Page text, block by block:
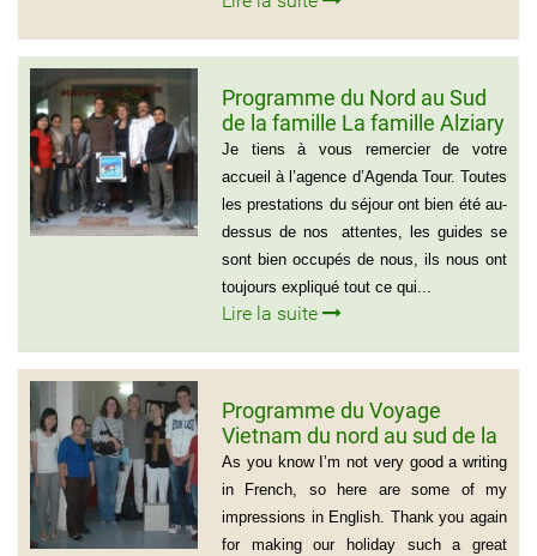
Programme du Nord au Sud
de la famille La famille Alziary
(Voyage Vietnam Nord au
Sud)
Je tiens à vous remercier de votre
accueil à l’agence d’Agenda Tour. Toutes
les prestations du séjour ont bien été au-
dessus de nos attentes, les guides se
sont bien occupés de nous, ils nous ont
toujours expliqué tout ce qui...
Lire la suite
Programme du Voyage
Vietnam du nord au sud de la
famille de Vivien Schydlawsky
As you know I’m not very good a writing
in French, so here are some of my
impressions in English. Thank you again
for making our holiday such a great